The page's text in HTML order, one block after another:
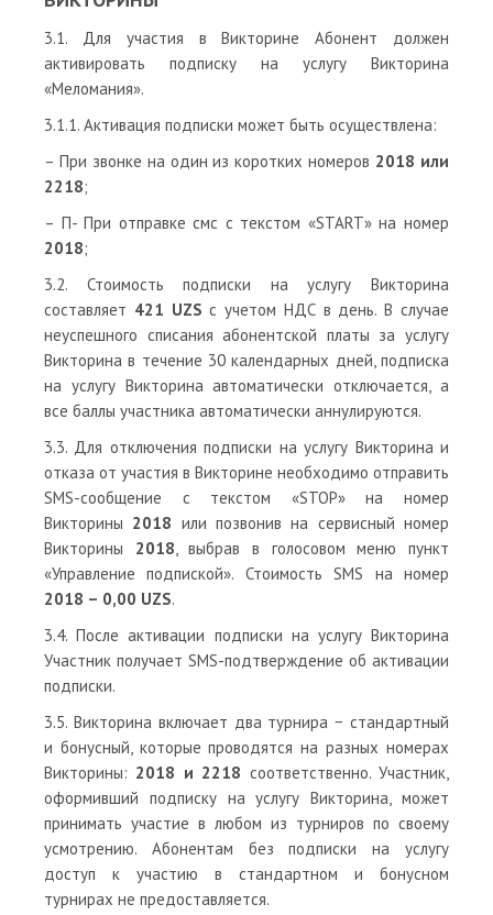
3.1. Для участия в Викторине Абонент должен
активировать подписку на услугу Викторина
«Меломания».
3.1.1. Активация подписки может быть осуществлена:
– При звонке на один из коротких номеров 2018 или
2218;
– П- При отправке смс с текстом «START» на номер
2018;
3.2. Стоимость подписки на услугу Викторина
составляет 421 UZS с учетом НДС в день. В случае
неуспешного списания абонентской платы за услугу
Викторина в течение 30 календарных дней, подписка
на услугу Викторина автоматически отключается, а
все баллы участника автоматически аннулируются.
3.3. Для отключения подписки на услугу Викторина и
отказа от участия в Викторине необходимо отправить
SMS-сообщение с текстом «STOP» на номер
Викторины 2018 или позвонив на сервисный номер
Викторины 2018, выбрав в голосовом меню пункт
«Управление подпиской». Стоимость SMS на номер
2018 – 0,00 UZS.
3.4. После активации подписки на услугу Викторина
Участник получает SMS-подтверждение об активации
подписки.
3.5. Викторина включает два турнира − стандартный
и бонусный, которые проводятся на разных номерах
Викторины: 2018 и 2218 соответственно. Участник,
оформивший подписку на услугу Викторина, может
принимать участие в любом из турниров по своему
усмотрению. Абонентам без подписки на услугу
доступ к участию в стандартном и бонусном
турнирах не предоставляется.